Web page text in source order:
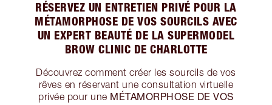
RÉSERVEZ UN ENTRETIEN PRIVÉ POUR LA
MÉTAMORPHOSE DE VOS SOURCILS AVEC
UN EXPERT BEAUTÉ DE LA SUPERMODEL
BROW CLINIC DE CHARLOTTE
Découvrez comment créer les sourcils de vos
rêves en réservant une consultation virtuelle
privée pour une MÉTAMORPHOSE DE VOS